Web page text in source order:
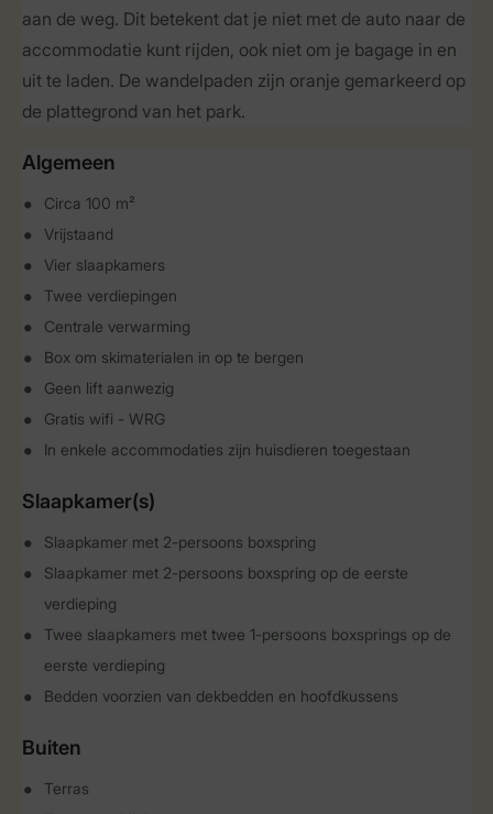
aan de weg. Dit betekent dat je niet met de auto naar de
accommodatie kunt rijden, ook niet om je bagage in en
uit te laden. De wandelpaden zijn oranje gemarkeerd op
de plattegrond van het park.
Algemeen
Circa 100 m²
Vrijstaand
Vier slaapkamers
Twee verdiepingen
Centrale verwarming
Box om skimaterialen in op te bergen
Geen lift aanwezig
Gratis wifi - WRG
In enkele accommodaties zijn huisdieren toegestaan
Slaapkamer(s)
Slaapkamer met 2-persoons boxspring
Slaapkamer met 2-persoons boxspring op de eerste
verdieping
Twee slaapkamers met twee 1-persoons boxsprings op de
eerste verdieping
Bedden voorzien van dekbedden en hoofdkussens
Buiten
Terras